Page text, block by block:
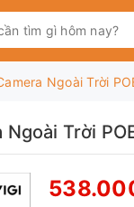
Ngoài Trời
Trời